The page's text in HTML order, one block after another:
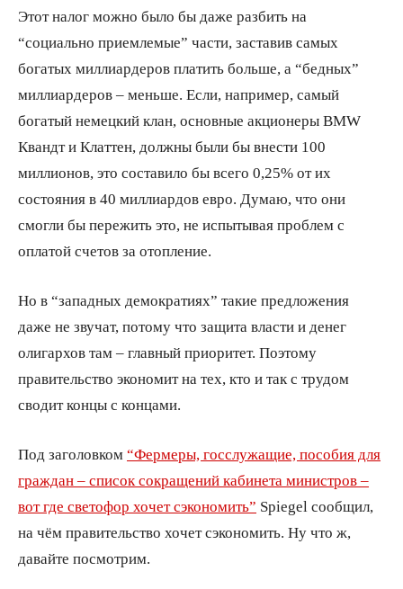
Этот налог можно было бы даже разбить на
“социально приемлемые” части, заставив самых
богатых миллиардеров платить больше, а “бедных”
миллиардеров – меньше. Если, например, самый
богатый немецкий клан, основные акционеры BMW
Квандт и Клаттен, должны были бы внести 100
миллионов, это составило бы всего 0,25% от их
состояния в 40 миллиардов евро. Думаю, что они
смогли бы пережить это, не испытывая проблем с
оплатой счетов за отопление.
Но в “западных демократиях” такие предложения
даже не звучат, потому что защита власти и денег
олигархов там – главный приоритет. Поэтому
правительство экономит на тех, кто и так с трудом
сводит концы с концами.
Под заголовком “Фермеры, госслужащие, пособия для
граждан – список сокращений кабинета министров –
вот где светофор хочет сэкономить” Spiegel сообщил,
на чём правительство хочет сэкономить. Ну что ж,
давайте посмотрим.